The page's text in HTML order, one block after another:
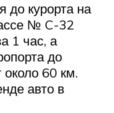
до курорта на
№ C-32
1 час, а
до
около 60 км.
авто в